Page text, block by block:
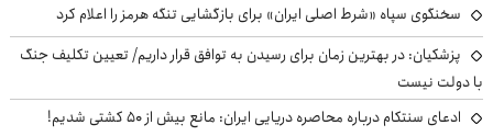
سخنگوی سپاه «شرط اصلی ایران» برای بازگشایی تنگه هرمز را اعلام کرد
پزشکیان‌: در بهترین زمان برای رسیدن به توافق قرار داریم/ تعیین تکلیف جنگ
با دولت نیست
ادعای سنتکام درباره محاصره دریایی ایران: مانع بیش از ۵۰ کشتی شدیم!